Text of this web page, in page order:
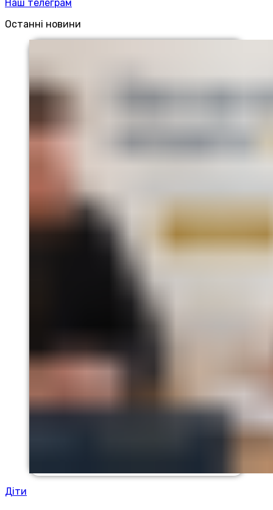
Наш телеграм
Останні новини
Діти